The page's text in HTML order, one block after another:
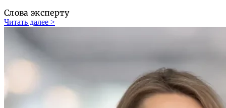
Слова эксперту
Читать далее >